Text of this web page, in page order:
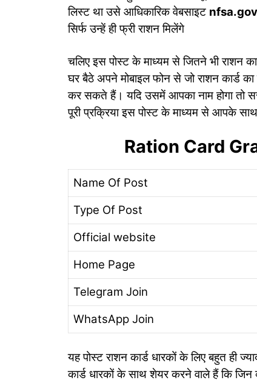
लिस्ट था उसे आधिकारिक वेबसाइट
सिर्फ उन्हें ही फ्री राशन मिलेंगे
चलिए इस पोस्ट के माध्यम से जितने भी राशन
घर बैठे अपने मोबाइल फोन से जो राशन कार्ड
कर सकते हैं। यदि उसमें आपका नाम होगा तो
पूरी प्रक्रिया इस पोस्ट के माध्यम से आपके
Ration Card
Name Of Post
Type Of Post
Official website
Home Page
Telegram Join
WhatsApp Join
यह पोस्ट राशन कार्ड धारकों के लिए बहुत ही
कार्ड धारकों के साथ शेयर करने वाले हैं कि जिन